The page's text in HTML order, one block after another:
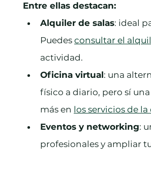
Entre ellas destacan:
Alquiler de salas: ideal
Puedes consultar el
actividad.
Oficina virtual: una
físico a diario, pero sí
más en los servicios de
Eventos y networking:
profesionales y ampliar